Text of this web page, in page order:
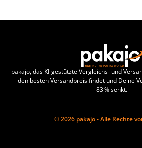
pakajo, das KI-gestützte Vergleichs- und
den besten Versandpreis findet und Deine
83 % senkt.
© 2026 pakajo - Alle Rechte